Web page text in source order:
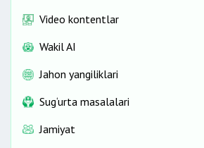
Video kontentlar
Wakil AI
Jahon yangiliklari
Sug‘urta masalalari
Jamiyat